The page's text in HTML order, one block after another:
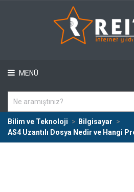
MENÜ
Bilim ve Teknoloji
Bilgisayar
AS4 Uzantılı Dosya Nedir ve Hangi